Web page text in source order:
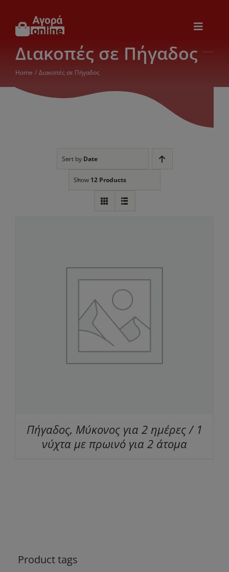
περιεχόμενο
Toggle
Εικόνα & Ήχος
Παιχνίδια
Ηλεκτρονικά
Διακοπές σε Πήγαδος
Home Διακοπές σε Πήγαδος
Sort by Date
Show 12 Products
Πήγαδος, Μύκονος για 2 ημέρες / 1
νύχτα με πρωινό για 2 άτομα
Product tags